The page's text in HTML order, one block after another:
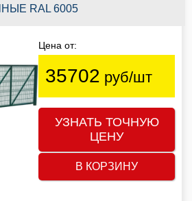
RAL 6005
Цена от:
35702 руб/шт
УЗНАТЬ ТОЧНУЮ
ЦЕНУ
В КОРЗИНУ